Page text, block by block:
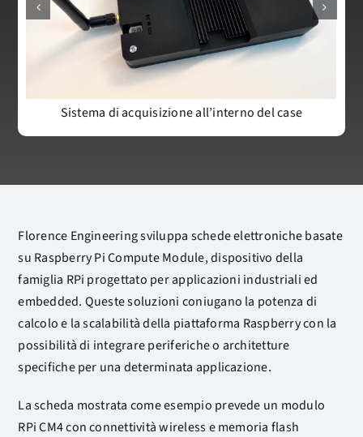
Sistema di acquisizione all’interno del case
Florence Engineering sviluppa schede elettroniche basate
su Raspberry Pi Compute Module, dispositivo della
famiglia RPi progettato per applicazioni industriali ed
embedded. Queste soluzioni coniugano la potenza di
calcolo e la scalabilità della piattaforma Raspberry con la
possibilità di integrare periferiche o architetture
specifiche per una determinata applicazione.
La scheda mostrata come esempio prevede un modulo
RPi CM4 con connettività wireless e memoria flash